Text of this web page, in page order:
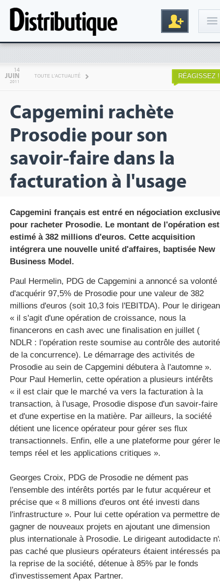
Inscription
gratuite
14
JUIN
2011
TOUTE L'ACTUALITÉ RÉAGISSEZ !
Capgemini rachète
Prosodie pour son
savoir-faire dans la
facturation à l'usage
Capgemini français est entré en négociation
pour racheter Prosodie. Le montant de l'opération est
estimé à 382 millions d'euros. Cette acquisition
intégrera une nouvelle unité d'affaires, baptisée New
Business Model.
Paul Hermelin, PDG de Capgemini a annoncé sa volonté
d'acquérir 97,5% de Prosodie pour une valeur de 382
millions d'euros (soit 10,3 fois l'EBITDA). Pour le
« il s'agit d'une opération de croissance, nous la
financerons en cash avec une finalisation en juillet (
NDLR : l'opération reste soumise au contrôle des
de la concurrence). Le démarrage des activités de
Prosodie au sein de Capgemini débutera à l'automne ».
Pour Paul Hemerlin, cette opération a plusieurs intérêts
« il est clair que le marché va vers la facturation à la
transaction, à l'usage, Prosodie dispose d'un savoir-faire
et d'une expertise en la matière. Par ailleurs, la société
détient une licence opérateur pour gérer ses flux
transactionnels. Enfin, elle a une plateforme pour gérer le
temps réel et les applications critiques ».
Georges Croix, PDG de Prosodie ne dément pas
l'ensemble des intérêts portés par le futur acquéreur et
précise que « 8 millions d'euros ont été investi dans
l'infrastructure ». Pour lui cette opération va permettre de
gagner de nouveaux projets en ajoutant une dimension
plus internationale à Prosodie. Le dirigeant autodidacte
pas caché que plusieurs opérateurs étaient intéressés
la reprise de la société, détenue à 85% par le fonds
d'investissement Apax Partner.